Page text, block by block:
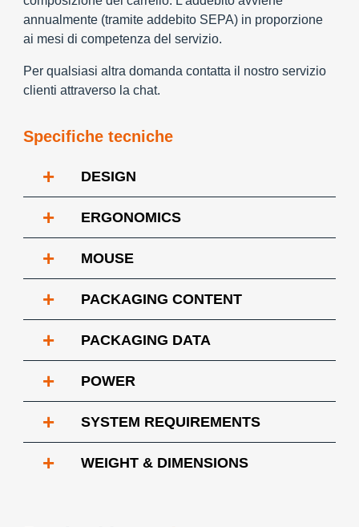
annualmente (tramite addebito SEPA) in proporzione
ai mesi di competenza del servizio.
Per qualsiasi altra domanda contatta il nostro servizio
clienti attraverso la chat.
Specifiche tecniche
+ DESIGN
+ ERGONOMICS
+ MOUSE
+ PACKAGING CONTENT
+ PACKAGING DATA
+ POWER
+ SYSTEM REQUIREMENTS
+ WEIGHT & DIMENSIONS